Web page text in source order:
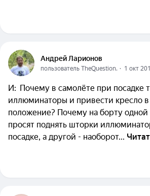
Андрей Ларионов
пользователь TheQuestion. · 1 окт
И: Почему в самолёте при посадке
иллюминаторы и привести кресло в
положение? Почему на борту
просят поднять шторки
посадке, а другой - наоборот...